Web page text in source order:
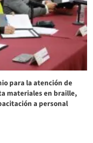
para la atención de
materiales en braille,
a personal